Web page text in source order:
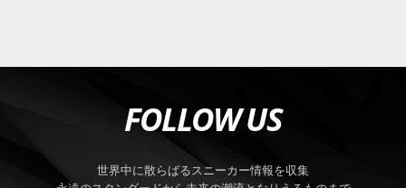
FOLLOW US
世界中に散らばるスニーカー情報を収集